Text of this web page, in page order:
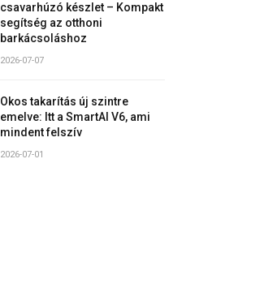
csavarhúzó készlet – Kompakt
segítség az otthoni
barkácsoláshoz
2026-07-07
Okos takarítás új szintre
emelve: Itt a SmartAI V6, ami
mindent felszív
2026-07-01